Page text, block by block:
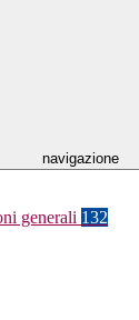
navigazione
generali 132